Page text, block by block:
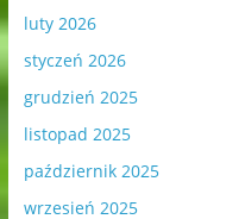
luty 2026
styczeń 2026
grudzień 2025
listopad 2025
październik 2025
wrzesień 2025